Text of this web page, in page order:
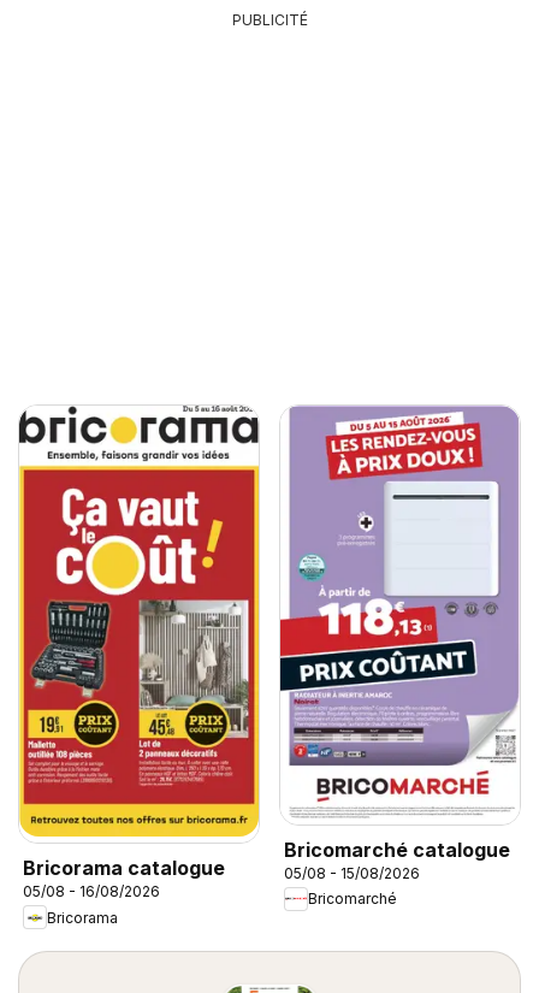
PUBLICITÉ
Bricorama catalogue
05/08 - 16/08/2026
Bricorama
Bricomarché catalogue
05/08 - 15/08/2026
Bricomarché